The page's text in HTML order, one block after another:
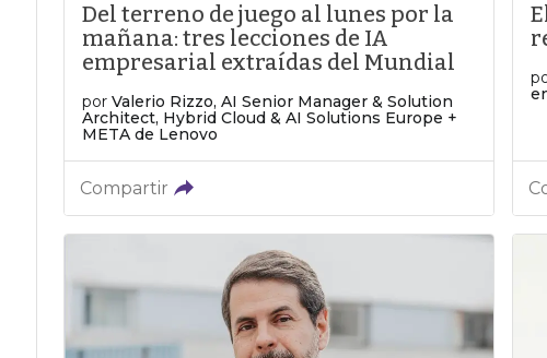
Del terreno de juego al lunes por la
mañana: tres lecciones de IA
empresarial extraídas del Mundial
por Valerio Rizzo, AI Senior Manager & Solution
Architect, Hybrid Cloud & AI Solutions Europe +
META de Lenovo
Compartir